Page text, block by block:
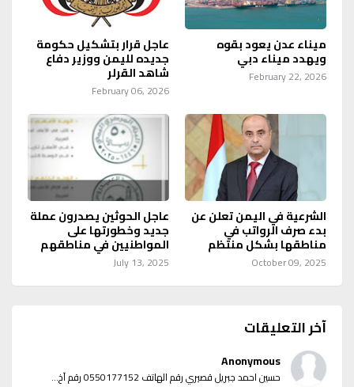
ميناء عدن يعود بقوه
ويهدد ميناء دبي
February 22, 2026
عاجل قرار بتشكيل حكومة
جديده لليمن ووزير دفاع
شاهد القرلر
February 06, 2026
الشرعية في اليمن تعلن عن
بدء صرف الرواتب في
مناطقها بشكل منتظم
October 09, 2025
عاجل الحوثين يصدرون عملة
جديد وخطورتها على
المواطنيين في مناطقهم
July 13, 2025
آخر التعليقات
Anonymous
حسين احمد جبريل قصيري رقم الهاتف 0550177152 رقم آخ...